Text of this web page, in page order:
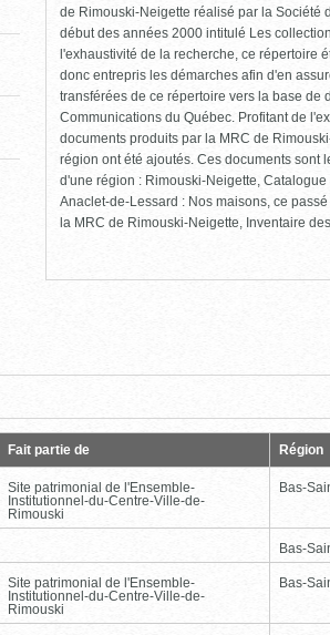
de Rimouski-Neigette réalisé par la Société
début des années 2000 intitulé Les
l'exhaustivité de la recherche, ce répertoire
donc entrepris les démarches afin d'en
transférées de ce répertoire vers la base de
Communications du Québec. Profitant de
documents produits par la MRC de
région ont été ajoutés. Ces documents sont
d'une région : Rimouski-Neigette,
Anaclet-de-Lessard : Nos maisons, ce
la MRC de Rimouski-Neigette, Inventaire
Fait partie de Région
Site patrimonial de l'Ensemble-
Institutionnel-du-Centre-Ville-de-
Rimouski
Bas-
Bas-
Site patrimonial de l'Ensemble-
Institutionnel-du-Centre-Ville-de-
Rimouski
Bas-